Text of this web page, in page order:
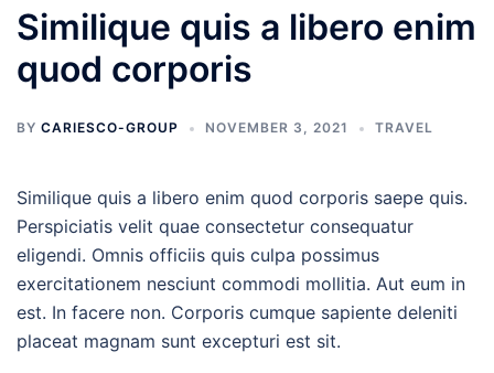
Similique quis a libero enim
quod corporis
BY CARIESCO-GROUP NOVEMBER 3, 2021 TRAVEL
Similique quis a libero enim quod corporis saepe quis.
Perspiciatis velit quae consectetur consequatur
eligendi. Omnis officiis quis culpa possimus
exercitationem nesciunt commodi mollitia. Aut eum in
est. In facere non. Corporis cumque sapiente deleniti
placeat magnam sunt excepturi est sit.